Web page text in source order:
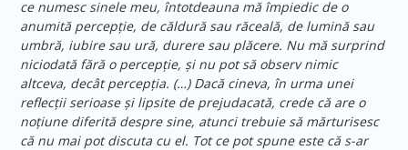
ce numesc sinele meu, întotdeauna mă împiedic de o
anumită percepție, de căldură sau răceală, de lumină sau
umbră, iubire sau ură, durere sau plăcere. Nu mă surprind
niciodată fără o percepție, și nu pot să observ nimic
altceva, decât percepția. (…) Dacă cineva, în urma unei
reflecții serioase și lipsite de prejudacată, crede că are o
noțiune diferită despre sine, atunci trebuie să mărturisesc
că nu mai pot discuta cu el. Tot ce pot spune este că s-ar